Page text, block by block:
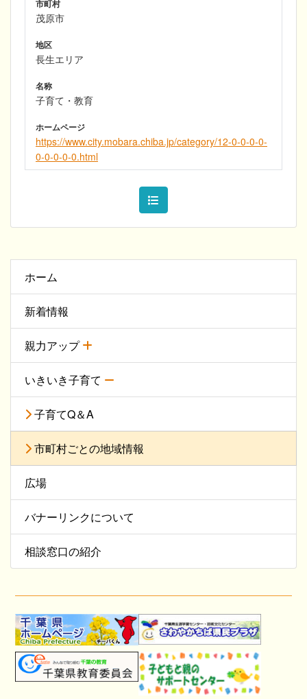
ホーム
新着情報
親力アップ
いきいき子育て
子育てQ＆A
市町村ごとの地域情報
広場
バナーリンクについて
相談窓口の紹介
市町村
茂原市
地区
長生エリア
名称
子育て・教育
ホームページ
https://www.city.mobara.chiba.jp/category/12-0-0-0-0-
0-0-0-0-0.html